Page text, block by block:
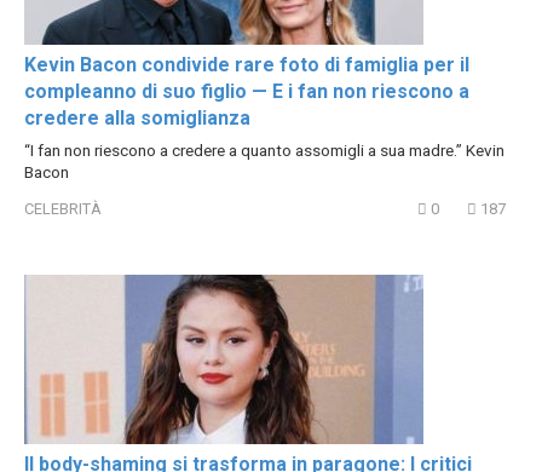
Kevin Bacon condivide rare foto di famiglia per il
compleanno di suo figlio — E i fan non riescono a
credere alla somiglianza
“I fan non riescono a credere a quanto assomigli a sua madre.” Kevin
Bacon
CELEBRITÀ 0 187
Il body-shaming si trasforma in paragone: I critici